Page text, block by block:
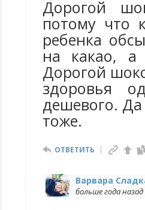
Дорогой
потому что
ребенка
на какао, а
Дорогой
здоровья
дешевого.
тоже.
ОТВЕТИТЬ
Варвара
больше года назад